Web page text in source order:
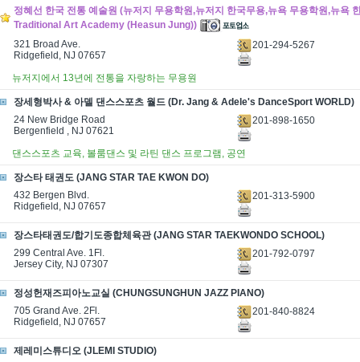
정혜선 한국 전통 예술원 (뉴저지 무용학원,뉴저지 한국무용,뉴욕 무용학원,뉴욕
Traditional Art Academy (Heasun Jung))
321 Broad Ave.
Ridgefield, NJ 07657
201-294-5267
뉴저지에서 13년에 전통을 자랑하는 무용원
장세형박사 & 아델 댄스스포츠 월드 (Dr. Jang & Adele's DanceSport WORLD)
24 New Bridge Road
Bergenfield , NJ 07621
201-898-1650
댄스스포츠 교육, 볼룸댄스 및 라틴 댄스 프로그램, 공연
장스타 태권도 (JANG STAR TAE KWON DO)
432 Bergen Blvd.
Ridgefield, NJ 07657
201-313-5900
장스타태권도/합기도종합체육관 (JANG STAR TAEKWONDO SCHOOL)
299 Central Ave. 1Fl.
Jersey City, NJ 07307
201-792-0797
정성헌재즈피아노교실 (CHUNGSUNGHUN JAZZ PIANO)
705 Grand Ave. 2Fl.
Ridgefield, NJ 07657
201-840-8824
제레미스튜디오 (JLEMI STUDIO)